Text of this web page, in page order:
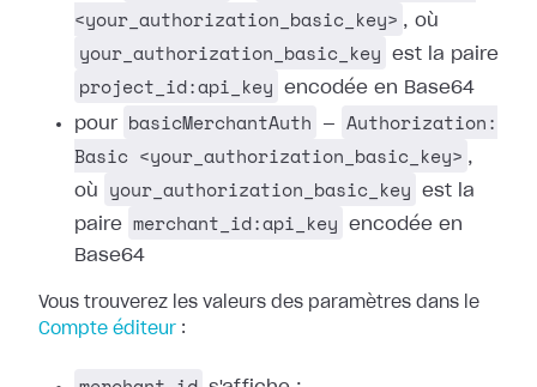
<your_authorization_basic_key> , où
your_authorization_basic_key est la paire
project_id:api_key
encodée en Base64
pour basicMerchantAuth —
Authorization:
Basic <your_authorization_basic_key> ,
où
your_authorization_basic_key
est la
paire merchant_id:api_key
encodée en
Base64
Vous trouverez les valeurs des paramètres dans le
Compte éditeur :